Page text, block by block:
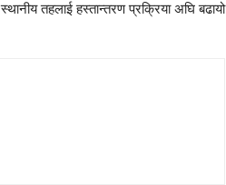
स्थानीय तहलाई हस्तान्तरण प्रक्रिया अघि बढायो